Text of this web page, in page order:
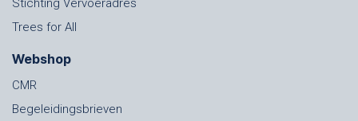
Stichting Vervoeradres
Trees for All
Webshop
CMR
Begeleidingsbrieven